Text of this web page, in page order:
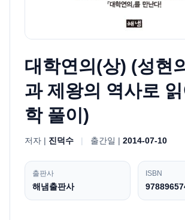
대학연의(상) (성현
과 제왕의 역사로 읽
학 풀이)
저자 | 진덕수 | 출간일 | 2014-07-10
출판사
해냄출판사
ISBN